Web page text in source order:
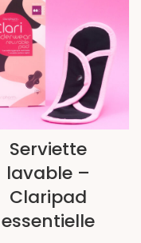
Serviette
lavable –
Claripad
essentielle